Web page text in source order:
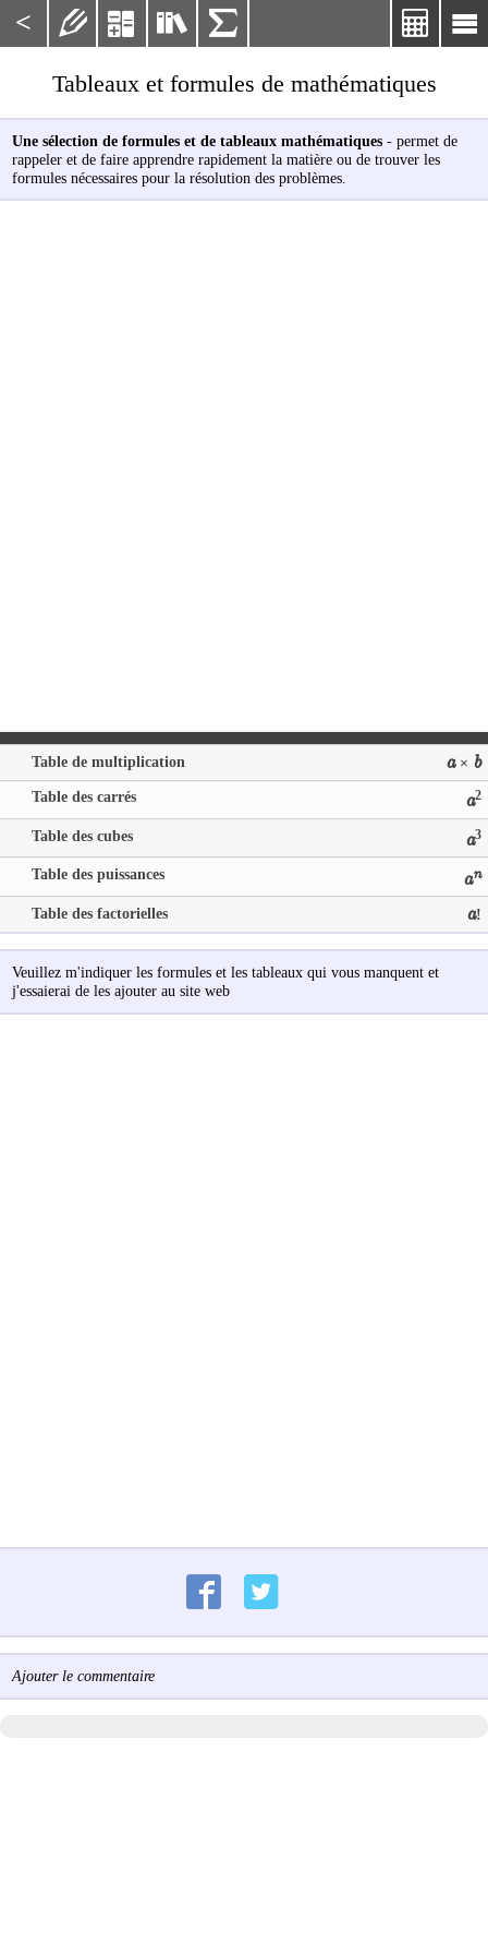
< 

   
Tableaux et formules de mathématiques
Une sélection de formules et de tableaux mathématiques- permet de
rappeler et de faire apprendre rapidement la matière ou de trouver les
formules nécessaires pour la résolution des problèmes.
Table de multiplication a× b
Table des carrés a2
Table des cubes a3
Table des puissances an
Table des factorielles a!
Veuillez m'indiquer les formules et les tableaux qui vous manquent et
j'essaierai de les ajouter au site web
Ajouter le commentaire